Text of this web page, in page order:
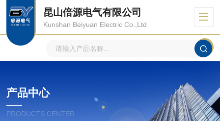
昆山倍源电气有限公司
Kunshan Beiyuan Electric Co.,Ltd
产品中心
PRODUCTS CENTER